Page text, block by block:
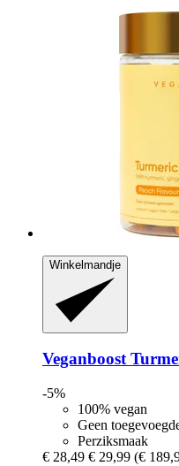
Winkelmandje
Veganboost
-5%
100% vegan
Geen
Perziksmaak
€ 28,49 € 29,99 (€